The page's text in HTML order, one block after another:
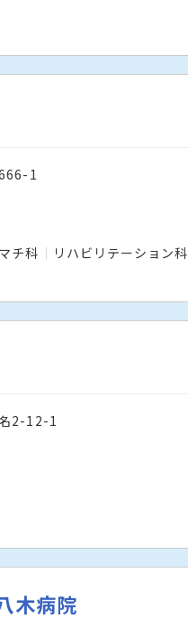
1
チ科 リハビリテーション科
2-12-1
木病院